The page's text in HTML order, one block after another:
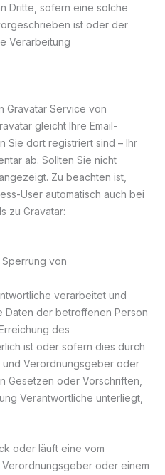
Dritte, sofern eine solche
ist oder der
Verarbeitung
Gravatar Service von
gleicht Ihre Email-
Sie dort registriert sind – Ihr
ab. Sollten Sie nicht
Zu beachten ist,
User automatisch auch bei
zu Gravatar:
von
verarbeitet und
der betroffenen Person
des
ist oder sofern dies durch
und Verordnungsgeber oder
Gesetzen oder Vorschriften,
Verantwortliche unterliegt,
oder läuft eine vom
oder einem